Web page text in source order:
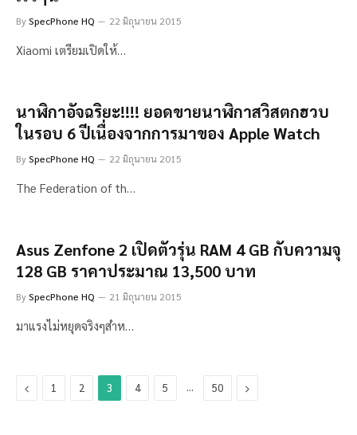
BySpecPhone HQ 22 มิถุนายน 2015
Xiaomi เตรียมเปิดให้…
นาฬิกาอัจฉริยะ!!!! ยอดขายนาฬิกาสวิสตกฮวบ
ในรอบ 6 ปีเนื่องจากการมาของ Apple Watch
BySpecPhone HQ 22 มิถุนายน 2015
The Federation of th…
Asus Zenfone 2 เปิดตัวรุ่น RAM 4 GB กับความจุ
128 GB ราคาประมาณ 13,500 บาท
BySpecPhone HQ 21 มิถุนายน 2015
มาแรงไม่หยุดจริงๆสำห…
Previous
1 2 3 4 5 … 50 Next